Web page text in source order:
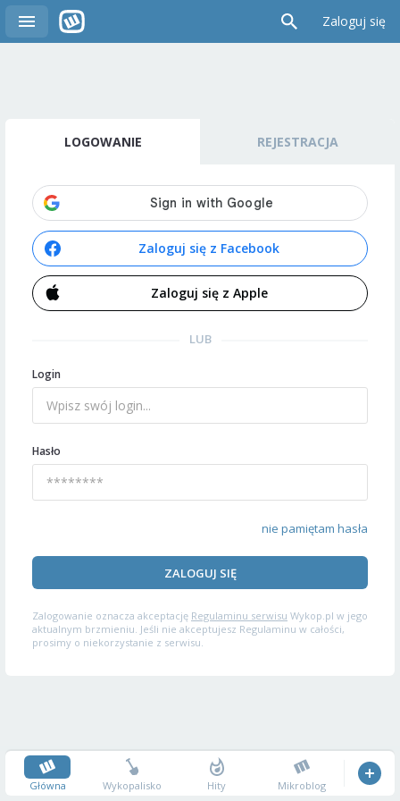
Zaloguj się
LOGOWANIE REJESTRACJA
Zaloguj się z Facebook
Zaloguj się z Apple
LUB
Login
Hasło
nie pamiętam hasła
ZALOGUJ SIĘ
Zalogowanie oznacza akceptację Regulaminu serwisu Wykop.pl w jego
aktualnym brzmieniu. Jeśli nie akceptujesz Regulaminu w całości,
prosimy o niekorzystanie z serwisu.
Główna Wykopalisko Hity Mikroblog